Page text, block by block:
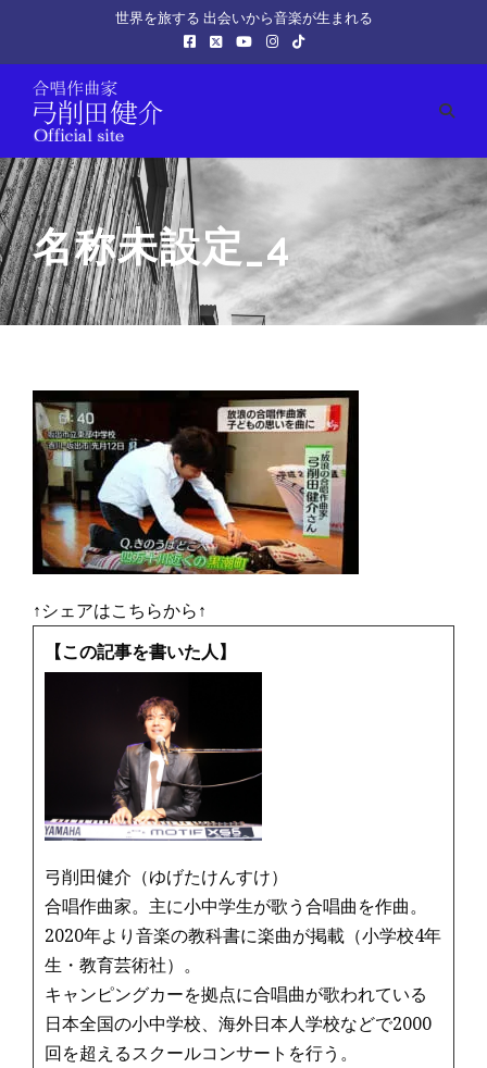
世界を旅する 出会いから音楽が生まれる
名称未設定_4
↑シェアはこちらから↑
【この記事を書いた人】
弓削田健介（ゆげたけんすけ）
合唱作曲家。主に小中学生が歌う合唱曲を作曲。
2020年より音楽の教科書に楽曲が掲載（小学校4年
生・教育芸術社）。
キャンピングカーを拠点に合唱曲が歌われている
日本全国の小中学校、海外日本人学校などで2000
回を超えるスクールコンサートを行う。